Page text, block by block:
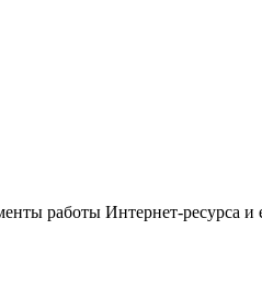
работы Интернет-ресурса и